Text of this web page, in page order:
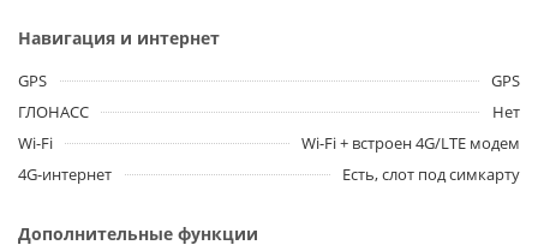
Навигация и интернет
GPS
GPS
ГЛОНАСС
Нет
Wi-Fi
Wi-Fi + встроен 4G/LTE модем
4G-интернет
Есть, слот под симкарту
Дополнительные функции